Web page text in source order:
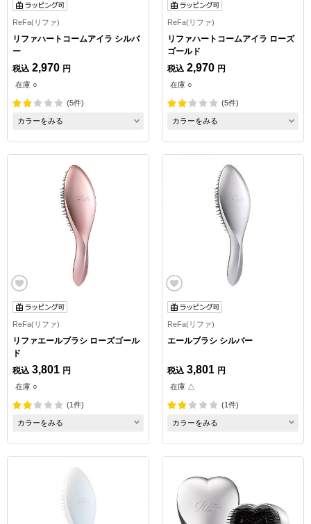
ReFa(リファ)
リファハートコームアイラ シルバ
ー
税込 2,970 円
在庫 ○
(5件)
カラーをみる
ReFa(リファ)
リファハートコームアイラ ローズ
ゴールド
税込 2,970 円
在庫 ○
(5件)
カラーをみる
ReFa(リファ)
リファエールブラシ ローズゴール
ド
税込 3,801 円
在庫 ○
(1件)
カラーをみる
ReFa(リファ)
エールブラシ シルバー
税込 3,801 円
在庫 △
(1件)
カラーをみる